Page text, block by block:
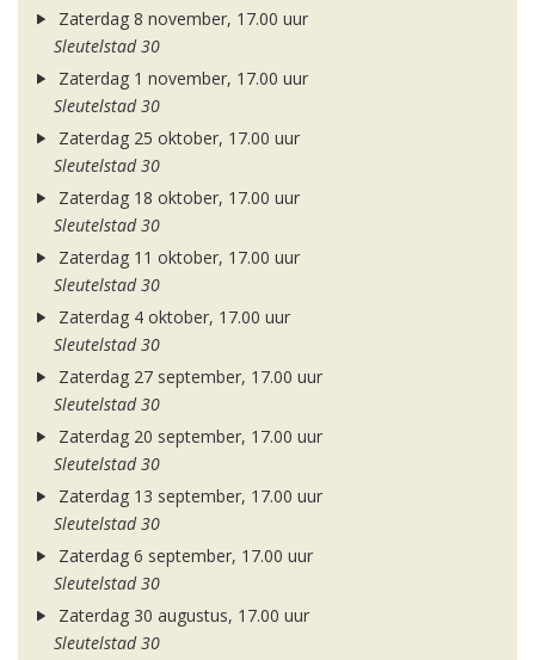
Zaterdag 8 november, 17.00 uur
Sleutelstad 30
Zaterdag 1 november, 17.00 uur
Sleutelstad 30
Zaterdag 25 oktober, 17.00 uur
Sleutelstad 30
Zaterdag 18 oktober, 17.00 uur
Sleutelstad 30
Zaterdag 11 oktober, 17.00 uur
Sleutelstad 30
Zaterdag 4 oktober, 17.00 uur
Sleutelstad 30
Zaterdag 27 september, 17.00 uur
Sleutelstad 30
Zaterdag 20 september, 17.00 uur
Sleutelstad 30
Zaterdag 13 september, 17.00 uur
Sleutelstad 30
Zaterdag 6 september, 17.00 uur
Sleutelstad 30
Zaterdag 30 augustus, 17.00 uur
Sleutelstad 30